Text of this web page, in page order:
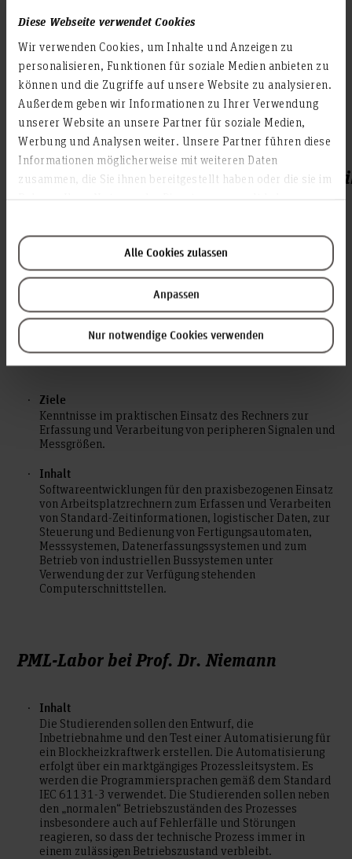
Diese Webseite verwendet Cookies
Wir verwenden Cookies, um Inhalte und Anzeigen zu
personalisieren, Funktionen für soziale Medien anbieten zu
können und die Zugriffe auf unsere Website zu analysieren.
Außerdem geben wir Informationen zu Ihrer Verwendung
unserer Website an unsere Partner für soziale Medien,
Werbung und Analysen weiter. Unsere Partner führen diese
Informationen möglicherweise mit weiteren Daten
zusammen, die Sie ihnen bereitgestellt haben oder die sie im
Alle Cookies zulassen
Anpassen
Nur notwendige Cookies verwenden
und die Vorteile der Digitalisierung sinnvoll und sicher
Link zur Modellfabrik-Seite:
https://f1.hs-hannover.de/forschung/modellfabrik/
Labor
Automatisierungstechnik/
Wahlmöglichkeit für das PML-Labor
Es werden zwei verschiedene PML-Labore angeboten, die
jeweils alternativ belegt werden können.
PML-Labor bei Prof. Dr. Forgber
Ziele
Kenntnisse im praktischen Einsatz des Rechners zur
Erfassung und Verarbeitung von peripheren Signalen und
Messgrößen.
Inhalt
Softwareentwicklungen für den praxisbezogenen Einsatz
von Arbeitsplatzrechnern zum Erfassen und Verarbeiten
von Standard-Zeitinformationen, logistischer Daten, zur
Steuerung und Bedienung von Fertigungsautomaten,
Messsystemen, Datenerfassungssystemen und zum
Betrieb von industriellen Bussystemen unter
Verwendung der zur Verfügung stehenden
Computerschnittstellen.
PML-Labor bei Prof. Dr. Niemann
Inhalt
Die Studierenden sollen den Entwurf, die
Inbetriebnahme und den Test einer Automatisierung für
ein Blockheizkraftwerk erstellen. Die Automatisierung
erfolgt über ein marktgängiges Prozessleitsystem. Es
werden die Programmiersprachen gemäß dem Standard
IEC 61131-3 verwendet. Die Studierenden sollen neben
den „normalen“ Betriebszuständen des Prozesses
insbesondere auch auf Fehlerfälle und Störungen
reagieren, so dass der technische Prozess immer in
einem zulässigen Betriebszustand verbleibt.